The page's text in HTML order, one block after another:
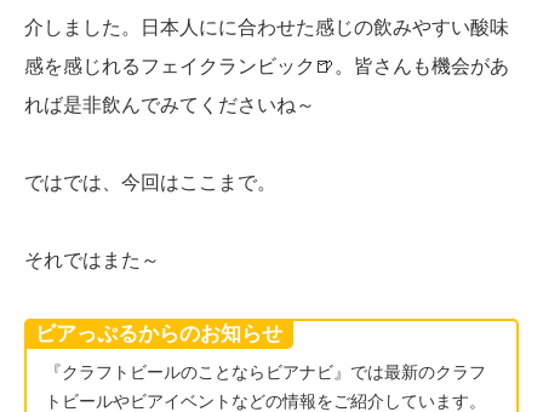
介しました。日本人にに合わせた感じの飲みやすい酸味
感を感じれるフェイクランビック🍺。皆さんも機会があ
れば是非飲んでみてくださいね～
ではでは、今回はここまで。
それではまた～
ビアっぷるからのお知らせ
『クラフトビールのことならビアナビ』では最新のクラフ
トビールやビアイベントなどの情報をご紹介しています。